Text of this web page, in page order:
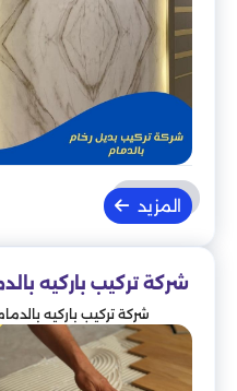
المزيد
شركة تركيب باركيه بالدمام
شركة تركيب باركيه